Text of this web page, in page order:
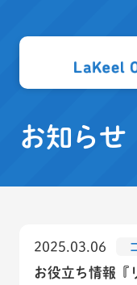
お知らせ
2025.03.06
お役立ち情報『